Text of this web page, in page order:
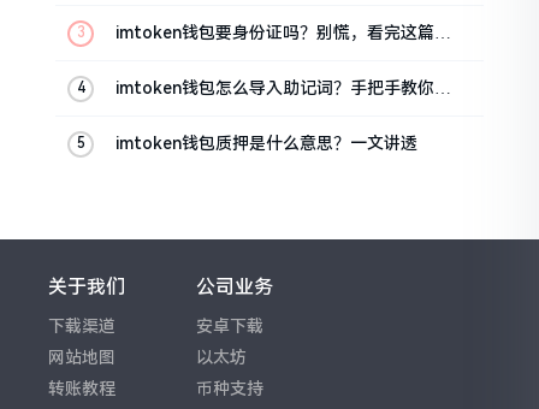
imtoken钱包要身份证吗？别慌，看完这篇就
imtoken钱包怎么导入助记词？手把手教你找
imtoken钱包质押是什么意思？一文讲透
关于我们
下载渠道
网站地图
转账教程
公司业务
安卓下载
以太坊
币种支持